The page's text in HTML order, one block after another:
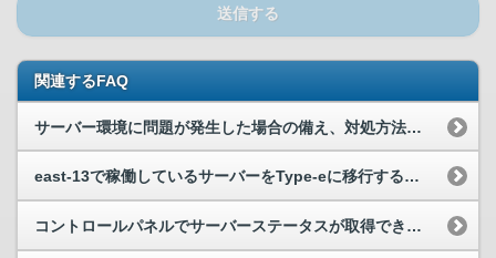
送信する
関連するFAQ
サーバー環境に問題が発生した場合の備え、対処方法を知りたい。
east-13で稼働しているサーバーをType-eに移行するためにはどうすれば良いでしょうか？
コントロールパネルでサーバーステータスが取得できない。またはサーバーステータスが異常となっている。